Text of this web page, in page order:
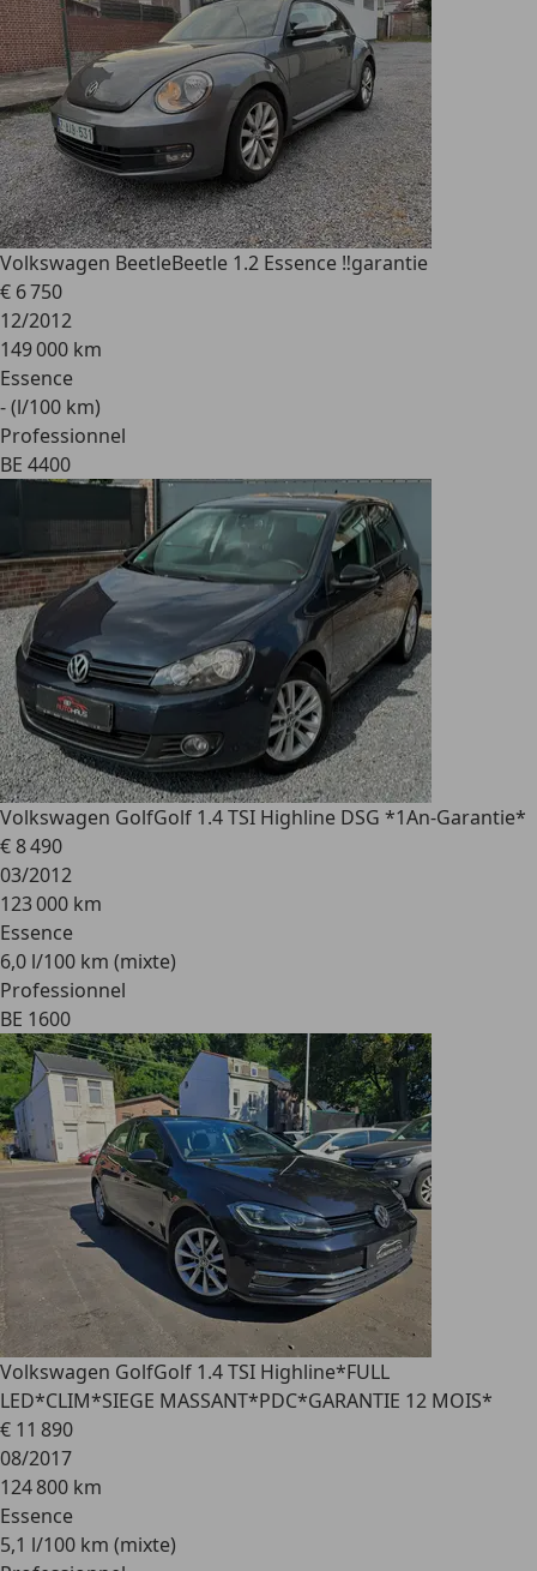
Volkswagen BeetleBeetle 1.2 Essence ‼️garantie
€ 6 750
12/2012
149 000 km
Essence
- (l/100 km)
Professionnel
BE 4400
Volkswagen GolfGolf 1.4 TSI Highline DSG *1An-Garantie*
€ 8 490
03/2012
123 000 km
Essence
6,0 l/100 km (mixte)
Professionnel
BE 1600
Volkswagen GolfGolf 1.4 TSI Highline*FULL
LED*CLIM*SIEGE MASSANT*PDC*GARANTIE 12 MOIS*
€ 11 890
08/2017
124 800 km
Essence
5,1 l/100 km (mixte)